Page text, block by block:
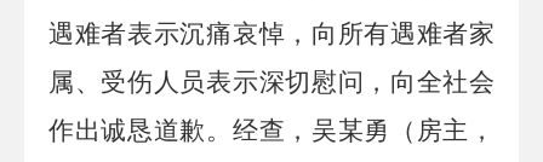
遇难者表示沉痛哀悼，向所有遇难者家
属、受伤人员表示深切慰问，向全社会
作出诚恳道歉。经查，吴某勇（房主，